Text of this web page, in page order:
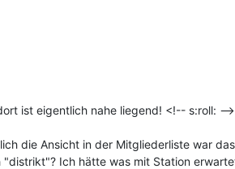
ist eigentlich nahe liegend! <!-- s:roll: --
die Ansicht in der Mitgliederliste war
"distrikt"? Ich hätte was mit Station